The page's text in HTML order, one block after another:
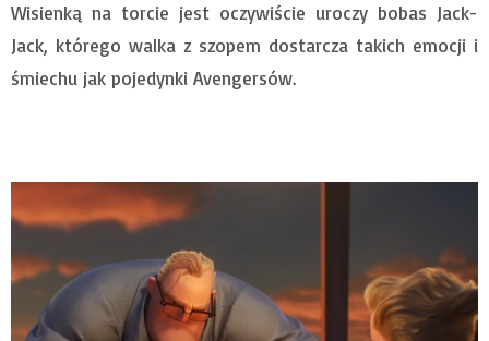
Wisienką na torcie jest oczywiście uroczy bobas Jack-
Jack, którego walka z szopem dostarcza takich emocji i
śmiechu jak pojedynki Avengersów.